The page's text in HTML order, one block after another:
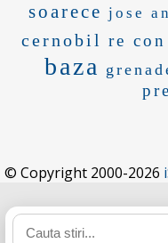
soarece jose
cernobil re con
baza
© Copyright 2000-2026